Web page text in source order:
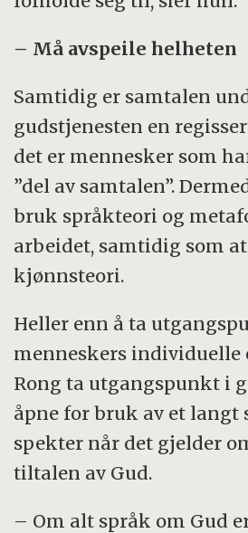
– Må avspeile helheten
Samtidig er samtalen
gudstjenesten en
det er mennesker som
”del av samtalen”.
bruk språkteori og
arbeidet, samtidig som
kjønnsteori.
Heller enn å ta
menneskers individuelle
Rong ta utgangspunkt i
åpne for bruk av et langt
spekter når det gjelder
tiltalen av Gud.
– Om alt språk om Gud